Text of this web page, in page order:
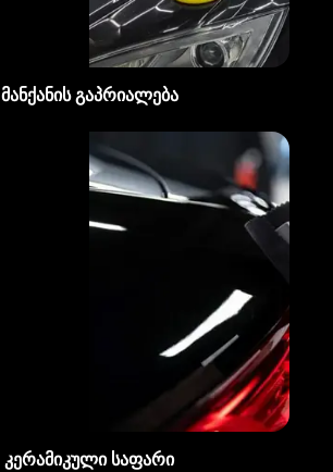
მანქანის გაპრიალება
კერამიკული საფარი